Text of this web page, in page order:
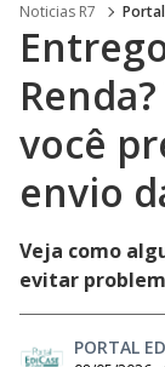
Noticias R7 Portal
você
envio
Veja como
evitar
PORTAL